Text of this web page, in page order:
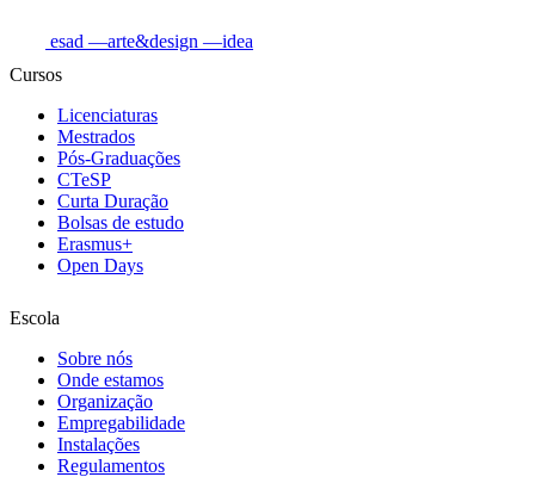
esad —arte&design —idea
Cursos
Licenciaturas
Mestrados
Pós-Graduações
CTeSP
Curta Duração
Bolsas de estudo
Erasmus+
Open Days
Escola
Sobre nós
Onde estamos
Organização
Empregabilidade
Instalações
Regulamentos